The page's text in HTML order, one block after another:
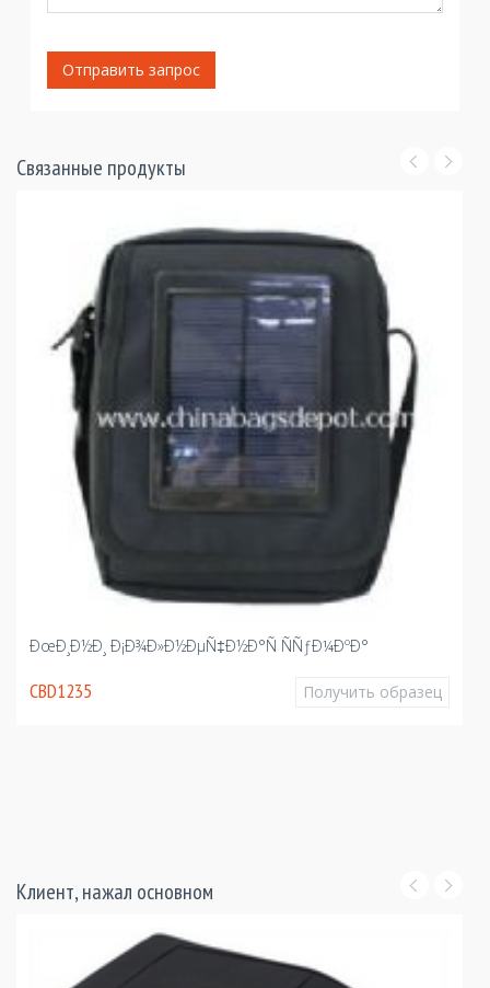
Отправить запрос
Связанные продукты
ÐœÐ¸Ð½Ð¸ Ð¡Ð¾Ð»Ð½ÐµÑ‡Ð½Ð°Ñ ÑÑƒÐ¼ÐºÐ°
CBD1235 Получить образец
Клиент, нажал основном